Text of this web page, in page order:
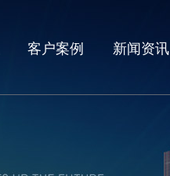
客户案例 新闻资讯